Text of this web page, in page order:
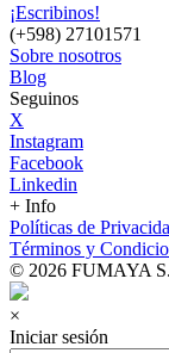
¡Escribinos!
(+598) 27101571
Sobre nosotros
Blog
Seguinos
X
Instagram
Facebook
Linkedin
+ Info
Políticas de
Términos y
© 2026 FUMAYA
×
Iniciar sesión